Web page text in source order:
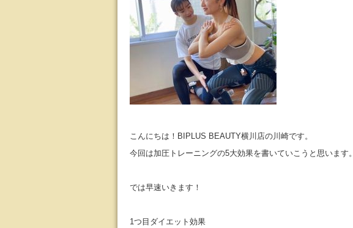
こんにちは！BIPLUS BEAUTY横川店の川崎です。
今回は加圧トレーニングの5大効果を書いていこうと思います。
では早速いきます！
1つ目ダイエット効果